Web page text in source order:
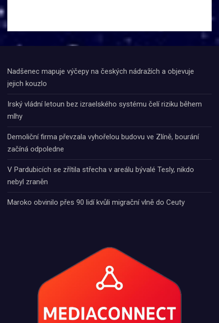
Nadšenec mapuje výčepy na českých nádražích a objevuje
jejich kouzlo
Irský vládní letoun bez izraelského systému čelí riziku během
mlhy
Demoliční firma převzala vyhořelou budovu ve Zlíně, bourání
začíná odpoledne
V Pardubicích se zřítila střecha v areálu bývalé Tesly, nikdo
nebyl zraněn
Maroko obvinilo přes 90 lidí kvůli migrační vlně do Ceuty